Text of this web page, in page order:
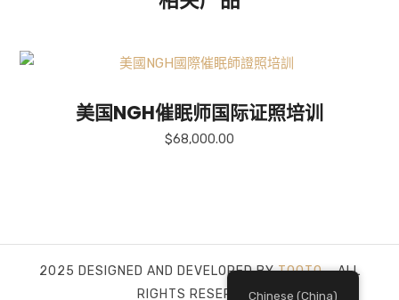
美国NGH催眠师国际证照培训
$68,000.00
2025 DESIGNED AND DEVELOPED BYTOOTO– ALL
RIGHTS RESERVED.Chinese (China)